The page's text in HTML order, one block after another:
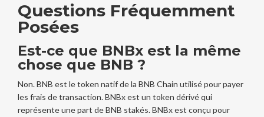
Questions Fréquemment
Posées
Est-ce que BNBx est la même
chose que BNB ?
Non. BNB est le token natif de la BNB Chain utilisé pour payer
les frais de transaction. BNBx est un token dérivé qui
représente une part de BNB stakés. BNBx est conçu pour